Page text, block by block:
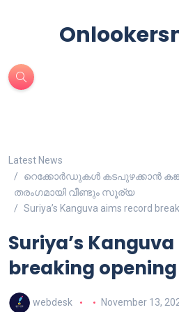
Latest News
റെക്കോർഡുകൾ കടപുഴക്കാൻ
തരംഗമായി വീണ്ടും സൂര്യ
Suriya’s Kanguva aims record
Suriya’s
breaking
webdesk November 13,